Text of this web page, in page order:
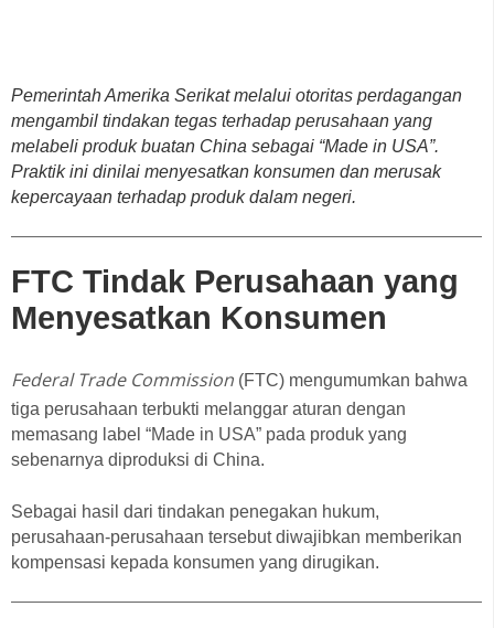
Pemerintah Amerika Serikat melalui otoritas perdagangan
mengambil tindakan tegas terhadap perusahaan yang
melabeli produk buatan China sebagai “Made in USA”.
Praktik ini dinilai menyesatkan konsumen dan merusak
kepercayaan terhadap produk dalam negeri.
FTC Tindak Perusahaan yang
Menyesatkan Konsumen
Federal Trade Commission (FTC) mengumumkan bahwa
tiga perusahaan terbukti melanggar aturan dengan
memasang label “Made in USA” pada produk yang
sebenarnya diproduksi di China.
Sebagai hasil dari tindakan penegakan hukum,
perusahaan-perusahaan tersebut diwajibkan memberikan
kompensasi kepada konsumen yang dirugikan.